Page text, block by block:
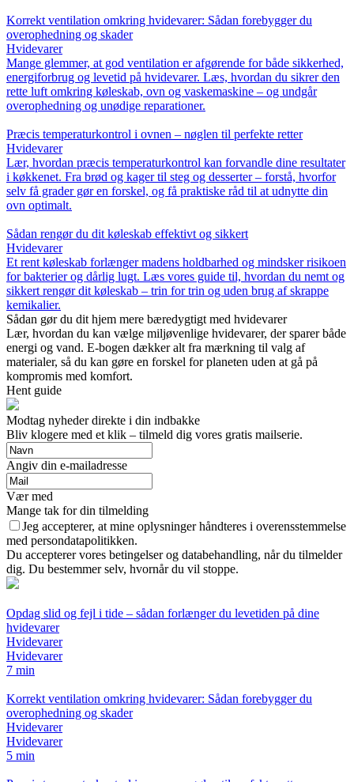
Korrekt ventilation omkring hvidevarer: Sådan forebygger du
overophedning og skader
Hvidevarer
Mange glemmer, at god ventilation er afgørende for både sikkerhed,
energiforbrug og levetid på hvidevarer. Læs, hvordan du sikrer den
rette luft omkring køleskab, ovn og vaskemaskine – og undgår
overophedning og unødige reparationer.
Præcis temperaturkontrol i ovnen – nøglen til perfekte retter
Hvidevarer
Lær, hvordan præcis temperaturkontrol kan forvandle dine resultater
i køkkenet. Fra brød og kager til steg og desserter – forstå, hvorfor
selv få grader gør en forskel, og få praktiske råd til at udnytte din
ovn optimalt.
Sådan rengør du dit køleskab effektivt og sikkert
Hvidevarer
Et rent køleskab forlænger madens holdbarhed og mindsker risikoen
for bakterier og dårlig lugt. Læs vores guide til, hvordan du nemt og
sikkert rengør dit køleskab – trin for trin og uden brug af skrappe
kemikalier.
Sådan gør du dit hjem mere bæredygtigt med hvidevarer
Lær, hvordan du kan vælge miljøvenlige hvidevarer, der sparer både
energi og vand. E-bogen dækker alt fra mærkning til valg af
materialer, så du kan gøre en forskel for planeten uden at gå på
kompromis med komfort.
Hent guide
Modtag nyheder direkte i din indbakke
Bliv klogere med et klik – tilmeld dig vores gratis mailserie.
Angiv din e-mailadresse
Vær med
Mange tak for din tilmelding
Jeg accepterer, at mine oplysninger håndteres i overensstemmelse
med persondatapolitikken.
Du accepterer vores betingelser og databehandling, når du tilmelder
dig. Du bestemmer selv, hvornår du vil stoppe.
Opdag slid og fejl i tide – sådan forlænger du levetiden på dine
hvidevarer
Hvidevarer
Hvidevarer
7 min
Korrekt ventilation omkring hvidevarer: Sådan forebygger du
overophedning og skader
Hvidevarer
Hvidevarer
5 min